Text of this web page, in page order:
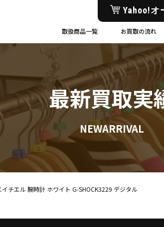
Yahoo!オ
取扱商品一覧 お買取の流れ
最新買取実
NEWARRIVAL
チエル 腕時計 ホワイト G-SHOCK3229 デジタル